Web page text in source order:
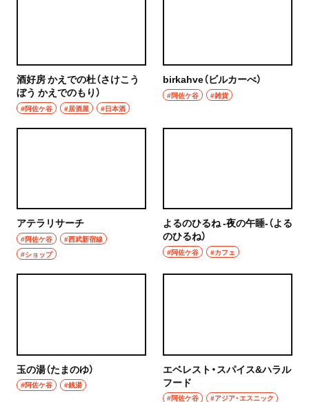
酒好房 かえでの杜（さけこう
ぼう かえでのもり）
#阿佐ケ谷 #居酒屋 #日本酒
birkahve（ビルカーべ）
#阿佐ケ谷 #雑貨
アテラリサーチ
#阿佐ケ谷
#西武新宿線
#ショップ
よるのひるね -夜の午睡-（よる
のひるね）
#阿佐ケ谷 #カフェ
玉の湯（たまのゆ）
#阿佐ケ谷 #銭湯
エベレスト・スパイス&ハラル
フード
#阿佐ケ谷
#アジア・エスニック